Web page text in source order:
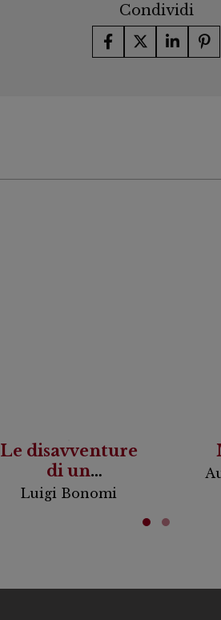
Condividi
Le disavventure
di un
investigatore
Luigi Bonomi